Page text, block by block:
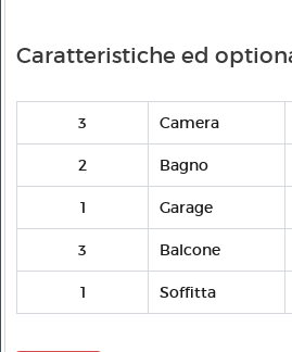
Caratteristiche ed
3 Camera
2 Bagno
1 Garage
3 Balcone
1 Soffitta